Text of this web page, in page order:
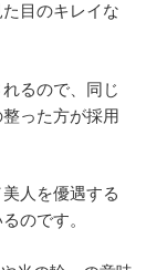
目のキレイな
るので、同じ
った方が採用
人を優遇する
のです。